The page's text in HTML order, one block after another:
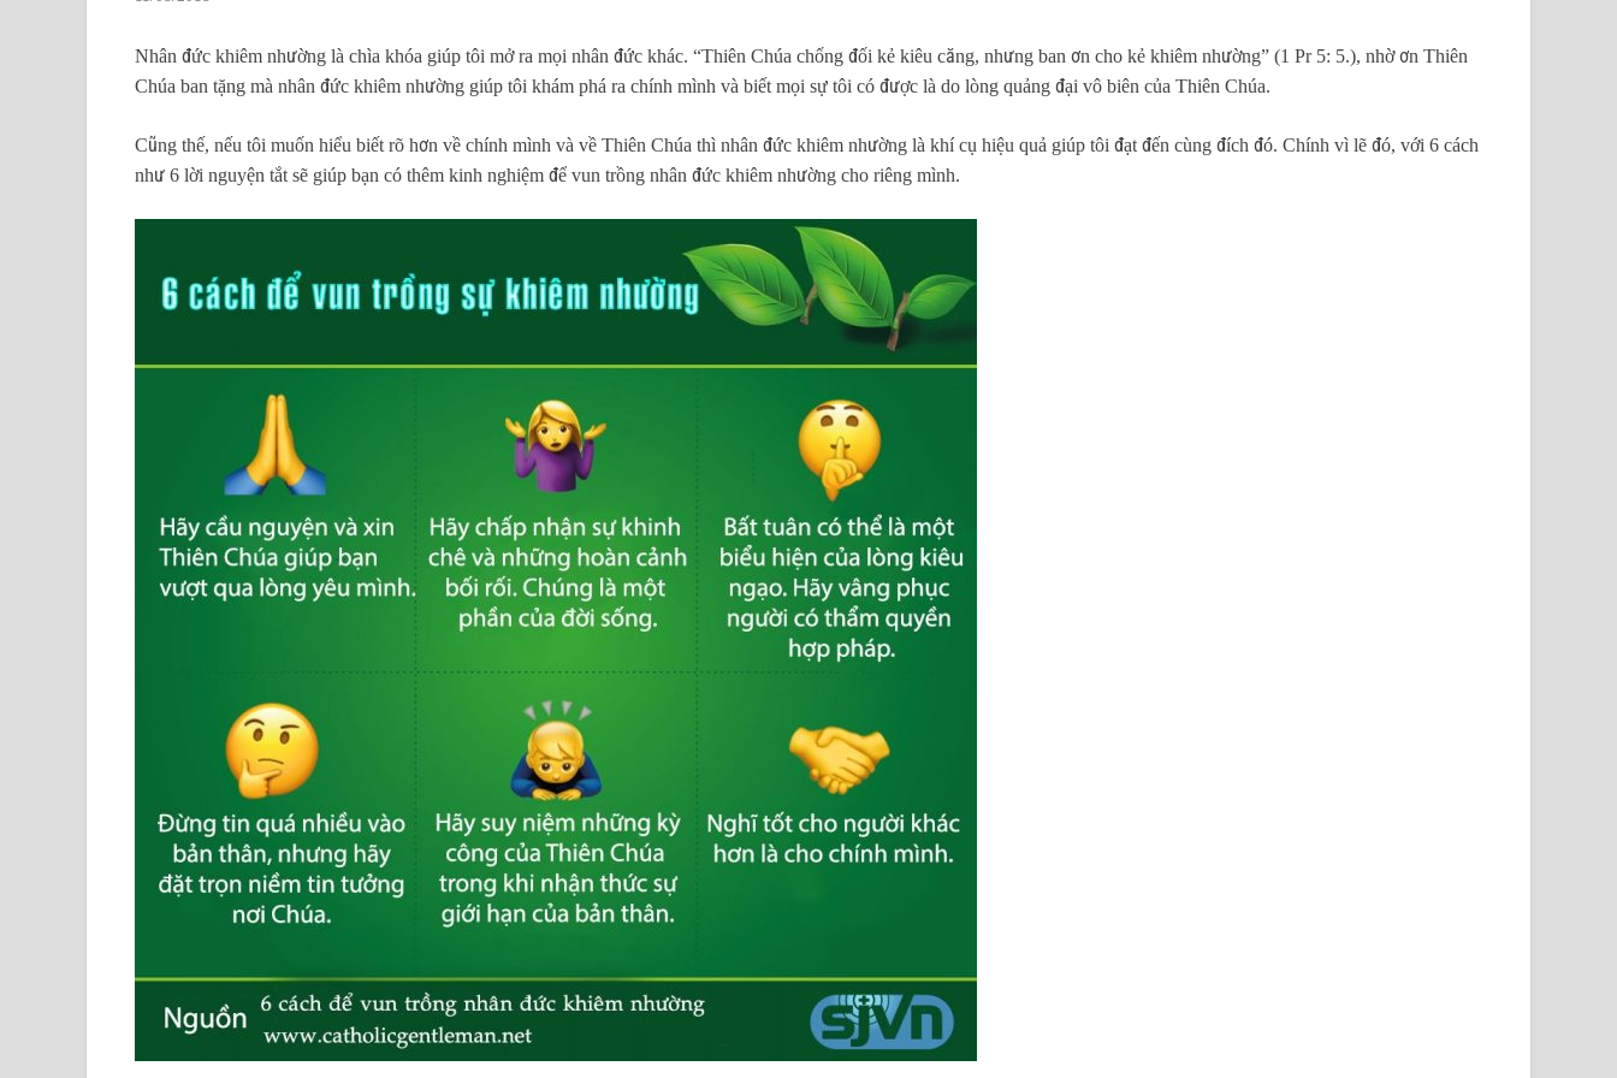
Nhân đức khiêm nhường là chìa khóa giúp tôi mở ra mọi nhân đức khác. “Thiên Chúa chống đối kẻ kiêu căng, nhưng ban ơn cho kẻ khiêm nhường” (1 Pr 5: 5.), nhờ ơn Thiên
Chúa ban tặng mà nhân đức khiêm nhường giúp tôi khám phá ra chính mình và biết mọi sự tôi có được là do lòng quảng đại vô biên của Thiên Chúa.
Cũng thế, nếu tôi muốn hiểu biết rõ hơn về chính mình và về Thiên Chúa thì nhân đức khiêm nhường là khí cụ hiệu quả giúp tôi đạt đến cùng đích đó. Chính vì lẽ đó, với 6 cách
như 6 lời nguyện tắt sẽ giúp bạn có thêm kinh nghiệm để vun trồng nhân đức khiêm nhường cho riêng mình.